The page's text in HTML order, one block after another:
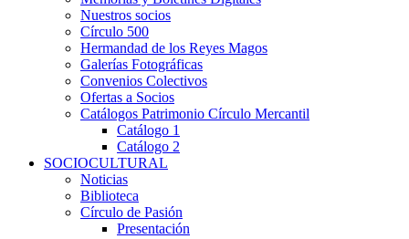
Nuestros socios
Círculo 500
Hermandad de los Reyes Magos
Galerías Fotográficas
Convenios Colectivos
Ofertas a Socios
Catálogos Patrimonio Círculo Mercantil
Catálogo 1
Catálogo 2
SOCIOCULTURAL
Noticias
Biblioteca
Círculo de Pasión
Presentación